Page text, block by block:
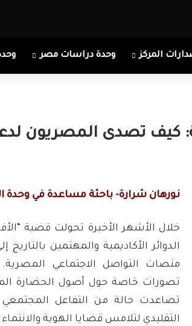
المركز وحدة دراسات مصر
كيف تصدى المصريون
نورهان شرارة- باحثة مساعدة في وحدة
خلال الأشهر الأخيرة تحولت قضية
الدوائر الأكاديمية والمهتمين
منصات التواصل الاجتماعي
تصورات خاصة حول أصول الحضارة
تصاعدت حالة من التفاعل المجتمعي
التقليدي لتلامس قضايا الهوية